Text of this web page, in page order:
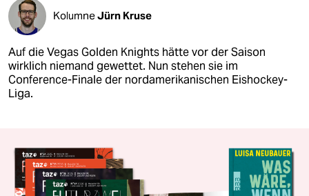
KolumneJürn Kruse
Auf die Vegas Golden Knights hätte vor der Saison
wirklich niemand gewettet. Nun stehen sie im
Conference-Finale der nordamerikanischen Eishockey-
Liga.